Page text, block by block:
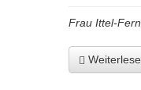
Frau Ittel-